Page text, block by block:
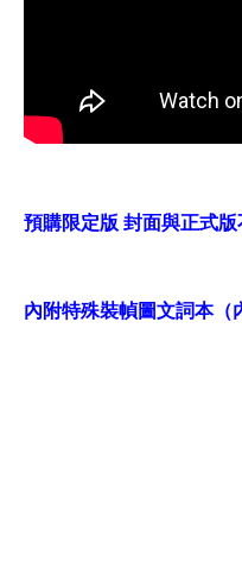
預購限定版 封面與正式版
內附特殊裝幀圖文詞本（